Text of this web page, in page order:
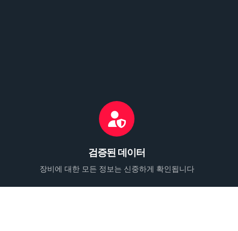
검증된 데이터
장비에 대한 모든 정보는 신중하게 확인됩니다